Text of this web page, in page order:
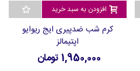
افزودن به سبد خرید
کرم شب ضدپیری ایج ریوایو
اپتیمالز
1,950,000 تومان